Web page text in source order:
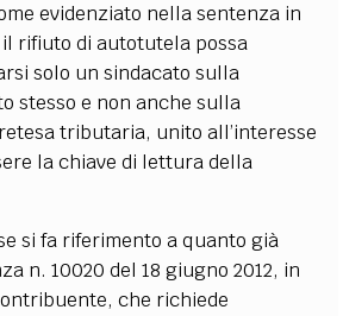
evidenziato nella sentenza in
rifiuto di autotutela possa
solo un sindacato sulla
stesso e non anche sulla
tributaria, unito all’interesse
la chiave di lettura della
si fa riferimento a quanto già
n. 10020 del 18 giugno 2012, in
che richiede